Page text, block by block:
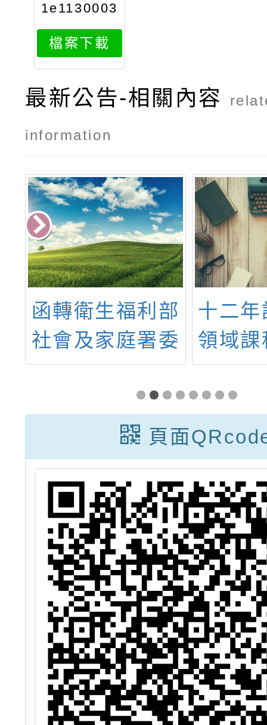
1e1130003
398print
檔案下載
最新公告-相關內容
information
函轉衛生福利部
社會及家庭署委
託財團法人中華
民國兒童福利聯
盟基金會辦理
「『共親不對
立、孩子更安
心』未成年子女
遭親屬擅帶服
務-網絡單位-線
上課程」一案
十二
領域
族教
內容
發交
（桃
頁面